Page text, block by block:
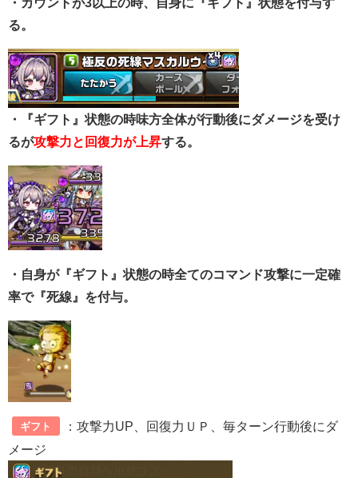
・カウントが3以上の時、自身に『ギフト』状態を付与す
る。
・『ギフト』状態の時味方全体が行動後にダメージを受け
るが攻撃力と回復力が上昇する。
・自身が『ギフト』状態の時全てのコマンド攻撃に一定確
率で『死線』を付与。
ギフト
：攻撃力UP、回復力ＵＰ、毎ターン行動後にダ
メージ